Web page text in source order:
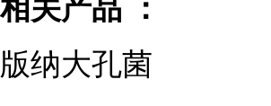
相关产品 ：
版纳大孔菌